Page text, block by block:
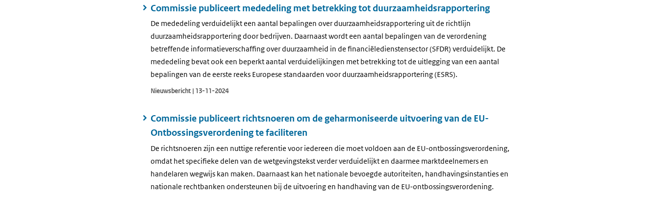
Commissie publiceert mededeling met betrekking tot duurzaamheidsrapportering
De mededeling verduidelijkt een aantal bepalingen over duurzaamheidsrapportering uit de richtlijn
duurzaamheidsrapportering door bedrijven. Daarnaast wordt een aantal bepalingen van de verordening
betreffende informatieverschaffing over duurzaamheid in de financiëledienstensector (SFDR) verduidelijkt. De
mededeling bevat ook een beperkt aantal verduidelijkingen met betrekking tot de uitlegging van een aantal
bepalingen van de eerste reeks Europese standaarden voor duurzaamheidsrapportering (ESRS).
Nieuwsbericht | 13-11-2024
Commissie publiceert richtsnoeren om de geharmoniseerde uitvoering van de EU-
Ontbossingsverordening te faciliteren
De richtsnoeren zijn een nuttige referentie voor iedereen die moet voldoen aan de EU-ontbossingsverordening,
omdat het specifieke delen van de wetgevingstekst verder verduidelijkt en daarmee marktdeelnemers en
handelaren wegwijs kan maken. Daarnaast kan het nationale bevoegde autoriteiten, handhavingsinstanties en
nationale rechtbanken ondersteunen bij de uitvoering en handhaving van de EU-ontbossingsverordening.